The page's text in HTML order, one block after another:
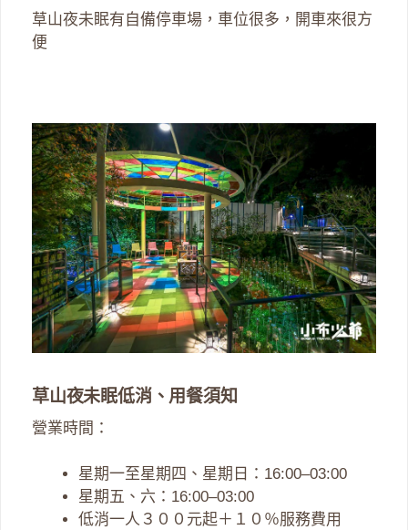
草山夜未眠有自備停車場，車位很多，開車來很方
便
草山夜未眠低消、用餐須知
營業時間：
星期一至星期四、星期日：16:00–03:00
星期五、六：16:00–03:00
低消一人３００元起＋１０％服務費用